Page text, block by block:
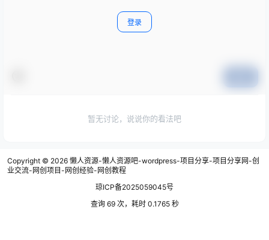
登录
暂无讨论，说说你的看法吧
Copyright © 2026 懒人资源-懒人资源吧-wordpress-项目分享-项目分享网-创
业交流-网创项目-网创经验-网创教程
琼ICP备2025059045号
查询 69 次，耗时 0.1765 秒